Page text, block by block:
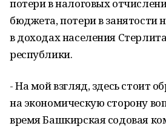
потери в налоговых
бюджета, потери в занятости
в доходах населения
республики.
- На мой взгляд, здесь стоит
на экономическую сторону
время Башкирская содовая